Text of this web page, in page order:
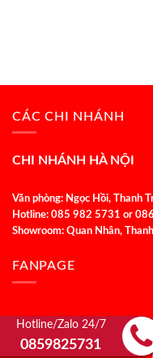
Hotline/Zalo 24/7
0859825731
CÁC CHI NHÁNH
CHI NHÁNH HÀ NỘI
Văn phòng: Ngọc Hồi, Thanh
Hotline: 085 982 5731 or
Showroom: Quan Nhân,
FANPAGE
Lượt truy cập: